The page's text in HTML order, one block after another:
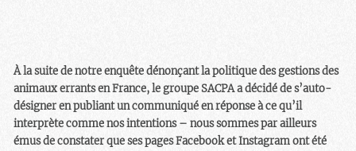
À la suite de notre enquête dénonçant la politique des gestions des
animaux errants en France, le groupe SACPA a décidé de s’auto-
désigner en publiant un communiqué en réponse à ce qu’il
interprète comme nos intentions – nous sommes par ailleurs
émus de constater que ses pages Facebook et Instagram ont été